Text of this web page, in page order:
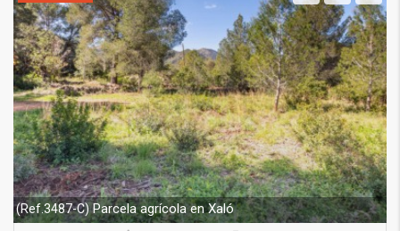
(Ref.3487-C)Parcela agrícola en Xaló